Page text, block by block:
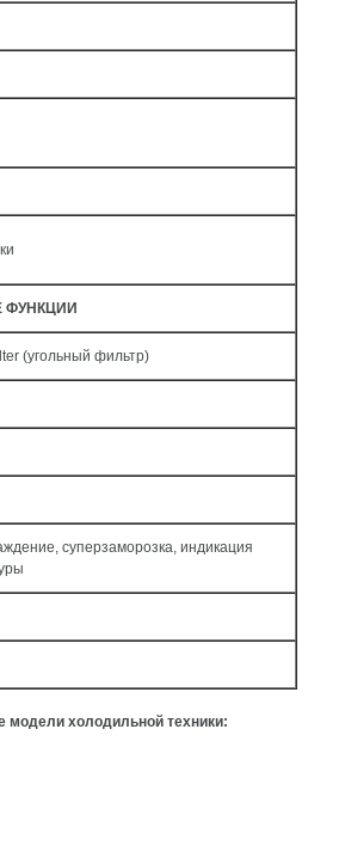
(угольный фильтр)
суперзаморозка, индикация
модели холодильной техники: